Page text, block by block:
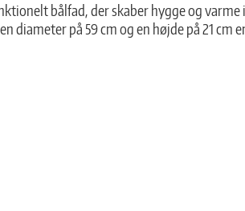
bålfad, der skaber hygge og
diameter på 59 cm og en højde på 21